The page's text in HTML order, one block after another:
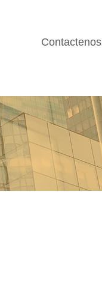
Contactenos